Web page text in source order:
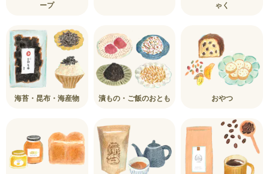
ープ
ゃく
海苔・昆布・海産物 漬もの・ご飯のおとも おやつ